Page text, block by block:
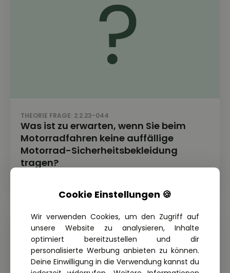
THEORIE FRAGE: 2.2.23-044
Was ist zu erwarten, wenn Sie beim
Motorradfahren keine auffällige
Motorrad-Sicherheitsbekleidung
tragen?
Cookie Einstellungen 🍪
Wir verwenden Cookies, um den Zugriff auf
unsere Website zu analysieren, Inhalte
optimiert bereitzustellen und dir
personalisierte Werbung anbieten zu können.
Deine Einwilligung in die Verwendung kannst du